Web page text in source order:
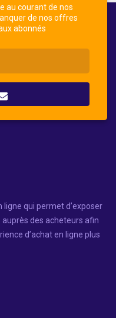
au courant de nos
de nos offres
abonnés
qui permet d’exposer
des acheteurs afin
d’achat en ligne plus